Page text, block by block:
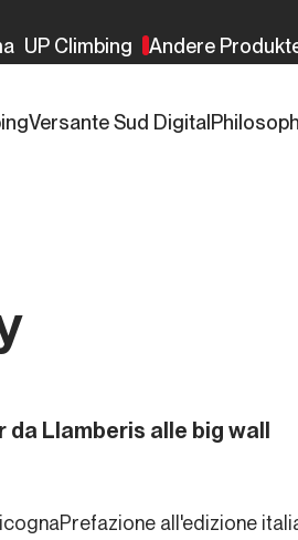
UP Climbing Andere
Versante Sud Digital
da Llamberis alle big wall
all'edizione